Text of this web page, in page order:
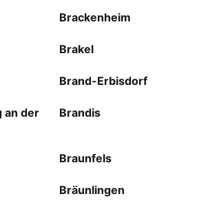
Brackenheim
Brakel
Brand-Erbisdorf
an der
Brandis
Braunfels
Bräunlingen